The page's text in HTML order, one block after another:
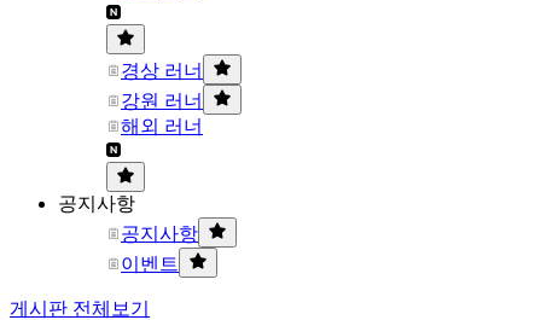
경상 러너
강원 러너
해외 러너
공지사항
공지사항
이벤트
게시판 전체보기